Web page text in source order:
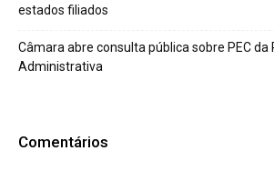
estados filiados
Câmara abre consulta pública sobre PEC da
Administrativa
Comentários